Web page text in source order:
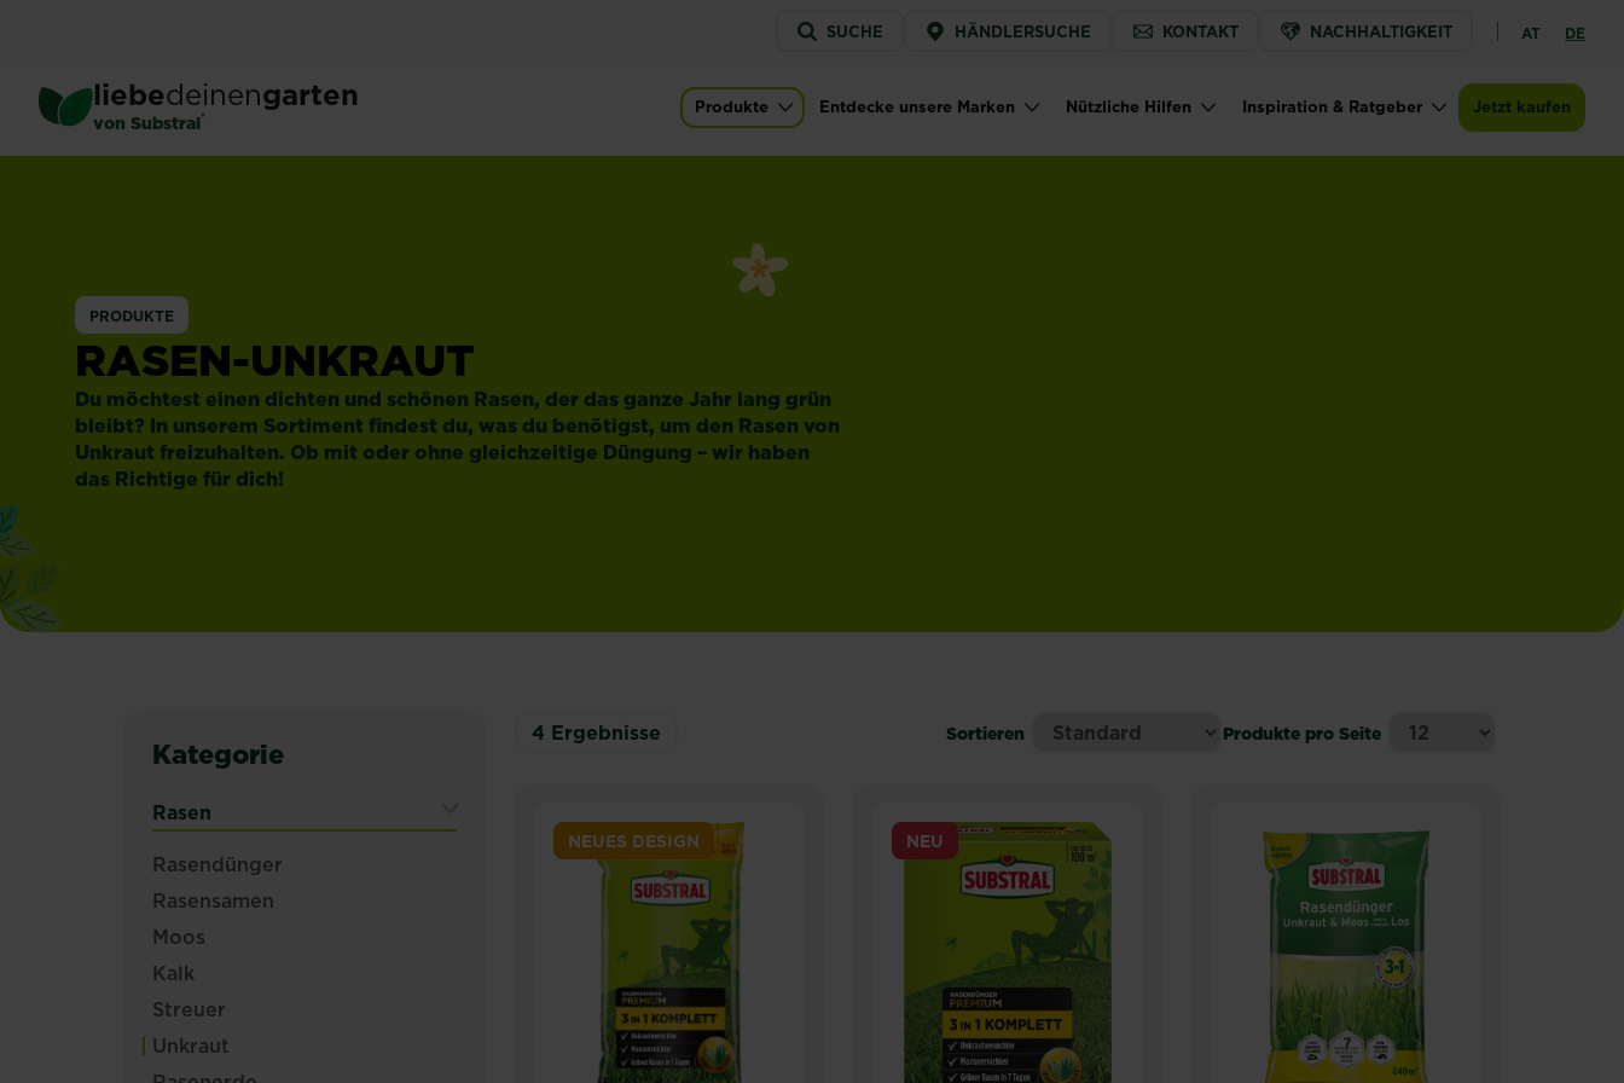
content
Service
menu
SUCHE HÄNDLERSUCHE KONTAKT NACHHALTIGKEIT AT DE
liebedeinengarten
von Substral® Main navigation
Produkte Entdecke unsere Marken Nützliche Hilfen Inspiration & Ratgeber Jetzt kaufen
PRODUKTE
RASEN-UNKRAUT
Du möchtest einen dichten und schönen Rasen, der das ganze Jahr lang grün
bleibt? In unserem Sortiment findest du, was du benötigst, um den Rasen von
Unkraut freizuhalten. Ob mit oder ohne gleichzeitige Düngung – wir haben
das Richtige für dich!
Kategorie
Rasen
Expand
Secondary
Navigation
Menu
Rasendünger
Rasensamen
Moos
Kalk
Streuer
Unkraut
4 Ergebnisse Sortieren Produkte pro Seite
NEUES DESIGN NEU